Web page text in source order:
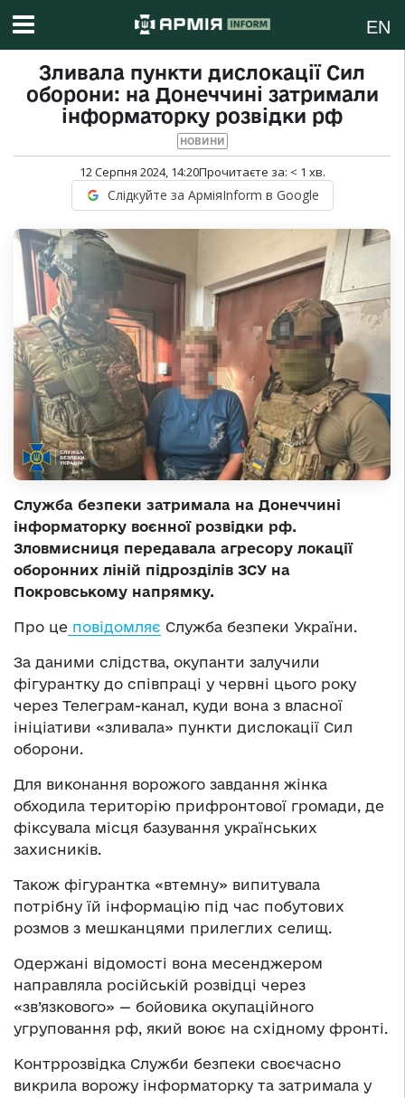
EN
Зливала пункти дислокації Сил
оборони: на Донеччині затримали
інформаторку розвідки рф
НОВИНИ
12 Серпня 2024, 14:20Прочитаєте за: < 1 хв.
Слідкуйте за АрміяInform в Google
Служба безпеки затримала на Донеччині
інформаторку воєнної розвідки рф.
Зловмисниця передавала агресору локації
оборонних ліній підрозділів ЗСУ на
Покровському напрямку.
Про це повідомляє Служба безпеки України.
За даними слідства, окупанти залучили
фігурантку до співпраці у червні цього року
через Телеграм-канал, куди вона з власної
ініціативи «зливала» пункти дислокації Сил
оборони.
Для виконання ворожого завдання жінка
обходила територію прифронтової громади, де
фіксувала місця базування українських
захисників.
Також фігурантка «втемну» випитувала
потрібну їй інформацію під час побутових
розмов з мешканцями прилеглих селищ.
Одержані відомості вона месенджером
направляла російській розвідці через
«зв’язкового» — бойовика окупаційного
угруповання рф, який воює на східному фронті.
Контррозвідка Служби безпеки своєчасно
викрила ворожу інформаторку та затримала у